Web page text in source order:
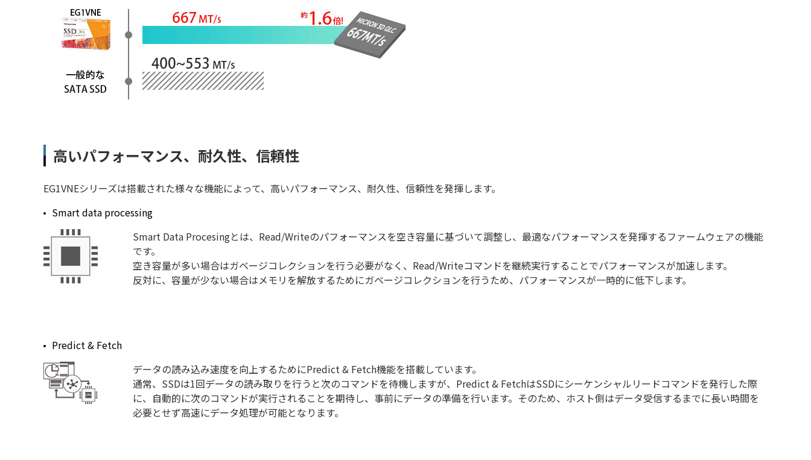
高いパフォーマンス、耐久性、信頼性
EG1VNEシリーズは搭載された様々な機能によって、高いパフォーマンス、耐久性、信頼性を発揮します。
Smart data processing
Smart Data Procesingとは、Read/Writeのパフォーマンスを空き容量に基づいて調整し、最適なパフォーマンスを発揮するファームウェアの機能
です。
空き容量が多い場合はガベージコレクションを行う必要がなく、Read/Writeコマンドを継続実行することでパフォーマンスが加速します。
反対に、容量が少ない場合はメモリを解放するためにガベージコレクションを行うため、パフォーマンスが一時的に低下します。
Predict & Fetch
データの読み込み速度を向上するためにPredict & Fetch機能を搭載しています。
通常、SSDは1回データの読み取りを行うと次のコマンドを待機しますが、Predict & FetchはSSDにシーケンシャルリードコマンドを発行した際
に、自動的に次のコマンドが実行されることを期待し、事前にデータの準備を行います。そのため、ホスト側はデータ受信するまでに長い時間を
必要とせず高速にデータ処理が可能となります。